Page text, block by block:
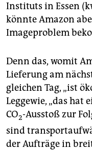
Instituts in Essen
könnte Amazon
Imageproblem
Denn das, womit
Lieferung am
gleichen Tag, „ist
Leggewie, „das hat
CO2-Ausstoß zur
sind
der Aufträge in